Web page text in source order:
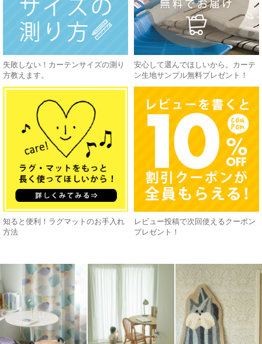
失敗しない！カーテンサイズの測り
方教えます。
安心して選んでほしいから。カーテ
ン生地サンプル無料プレゼント！
知ると便利！ラグマットのお手入れ
方法
レビュー投稿で次回使えるクーポン
プレゼント！